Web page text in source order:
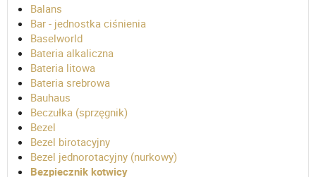
Balans
Bar - jednostka ciśnienia
Baselworld
Bateria alkaliczna
Bateria litowa
Bateria srebrowa
Bauhaus
Beczułka (sprzęgnik)
Bezel
Bezel birotacyjny
Bezel jednorotacyjny (nurkowy)
Bezpiecznik kotwicy